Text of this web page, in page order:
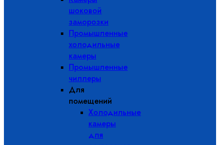
шоковой
заморозки
Промышленные
холодильные
камеры
Промышленные
чиллеры
Для
помещений
Холодильные
камеры
для